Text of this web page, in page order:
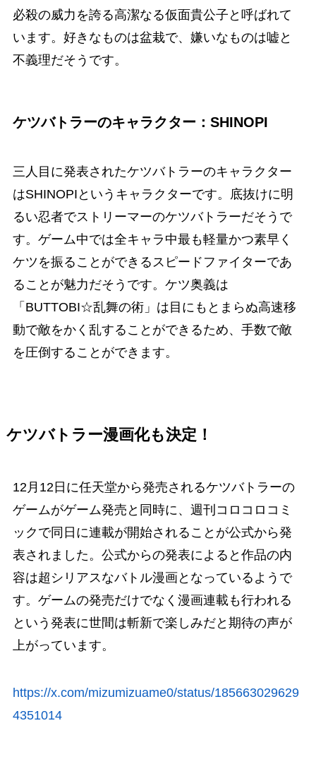
必殺の威力を誇る高潔なる仮面貴公子と呼ばれて
います。好きなものは盆栽で、嫌いなものは嘘と
不義理だそうです。
ケツバトラーのキャラクター：SHINOPI
三人目に発表されたケツバトラーのキャラクター
はSHINOPIというキャラクターです。底抜けに明
るい忍者でストリーマーのケツバトラーだそうで
す。ゲーム中では全キャラ中最も軽量かつ素早く
ケツを振ることができるスピードファイターであ
ることが魅力だそうです。ケツ奥義は
「BUTTOBI☆乱舞の術」は目にもとまらぬ高速移
動で敵をかく乱することができるため、手数で敵
を圧倒することができます。
ケツバトラー漫画化も決定！
12月12日に任天堂から発売されるケツバトラーの
ゲームがゲーム発売と同時に、週刊コロコロコミ
ックで同日に連載が開始されることが公式から発
表されました。公式からの発表によると作品の内
容は超シリアスなバトル漫画となっているようで
す。ゲームの発売だけでなく漫画連載も行われる
という発表に世間は斬新で楽しみだと期待の声が
上がっています。
https://x.com/mizumizuame0/status/185663029629
4351014